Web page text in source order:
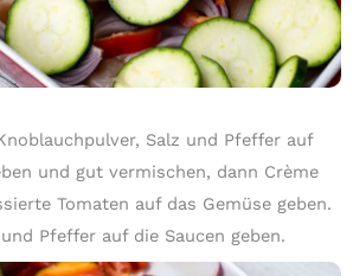
Salz und Pfeffer auf
und gut vermischen, dann Crème
Tomaten auf das Gemüse geben.
Pfeffer auf die Saucen geben.